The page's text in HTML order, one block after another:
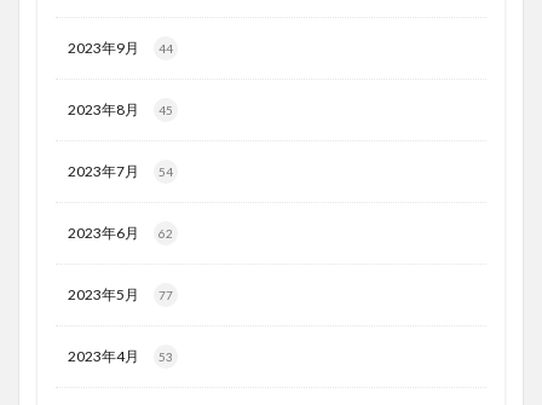
2023年9月 44
2023年8月 45
2023年7月 54
2023年6月 62
2023年5月 77
2023年4月 53